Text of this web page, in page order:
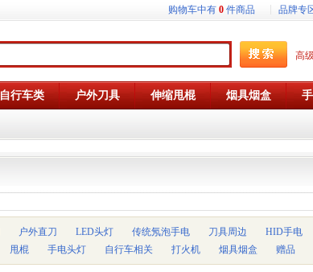
购物车中有 0 件商品 品牌专
高
自行车类 户外刀具 伸缩甩棍 烟具烟盒
户外直刀 LED头灯 传统氖泡手电 刀具周边 HID手电
甩棍 手电头灯 自行车相关 打火机 烟具烟盒 赠品